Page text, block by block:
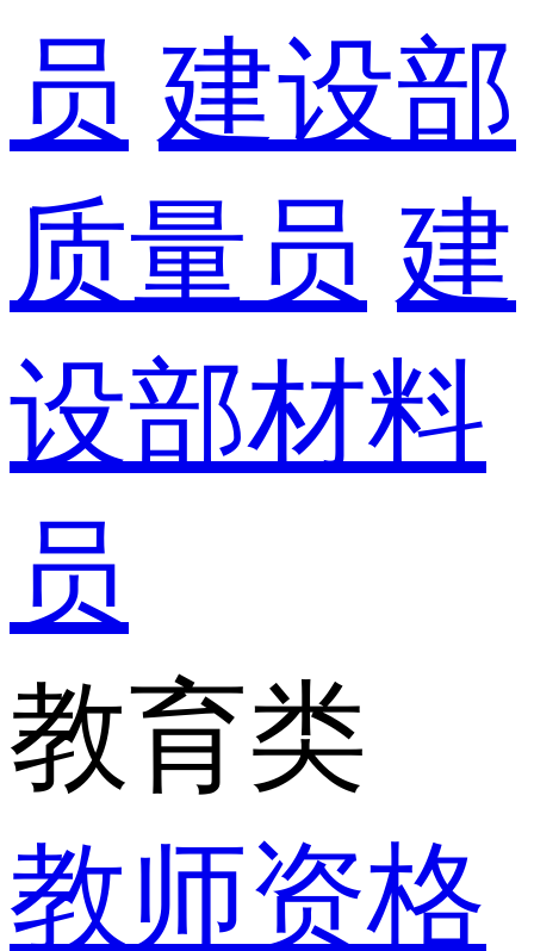
员 建设部
质量员 建
设部材料
员
教育类
教师资格